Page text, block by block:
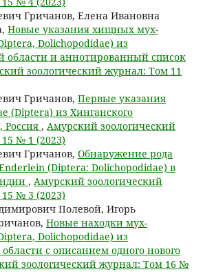
Гричанов, Елена Ивановна
Новые указания хищных мух-
Dolichopodidae) из
области и аннотированный список
зоологический журнал: Том 11
Гричанов, Первые указания
(Diptera) из Хинганского
Россия , Амурский зоологический
№ 1 (2023)
Гричанов, Обнаружение рода
(Diptera: Dolichopodidae) в
, Амурский зоологический
№ 3 (2023)
Полевой, Игорь
Новые находки мух-
Dolichopodidae) из
с описанием одного нового
зоологический журнал: Том 16 №